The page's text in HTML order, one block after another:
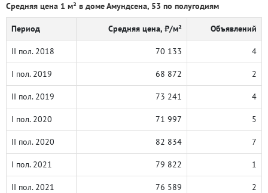
Средняя цена 1 м² в доме Амундсена, 53 по полугодиям
Период Средняя цена, ₽/м² Объявлений
II пол. 2018 70 133 4
I пол. 2019 68 872 2
II пол. 2019 73 241 4
I пол. 2020 71 997 5
II пол. 2020 82 834 7
I пол. 2021 79 822 1
II пол. 2021 76 589 2